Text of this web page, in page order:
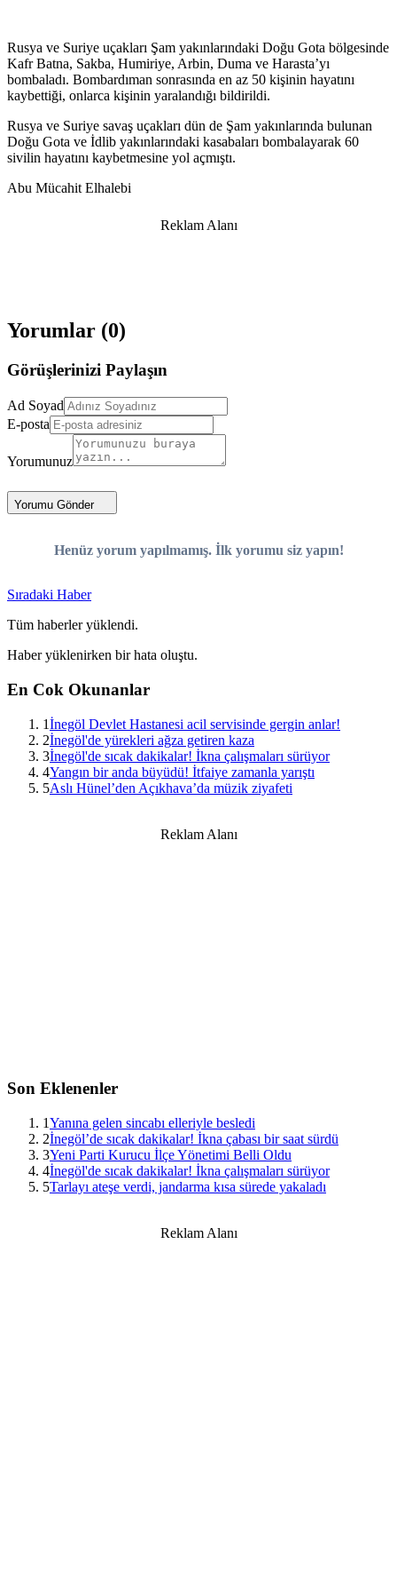
Rusya ve Suriye uçakları Şam yakınlarındaki Doğu Gota bölgesinde
Kafr Batna, Sakba, Humiriye, Arbin, Duma ve Harasta’yı
bombaladı. Bombardıman sonrasında en az 50 kişinin hayatını
kaybettiği, onlarca kişinin yaralandığı bildirildi.
Rusya ve Suriye savaş uçakları dün de Şam yakınlarında bulunan
Doğu Gota ve İdlib yakınlarındaki kasabaları bombalayarak 60
sivilin hayatını kaybetmesine yol açmıştı.
Abu Mücahit Elhalebi
Reklam Alanı
Yorumlar (0)
Görüşlerinizi Paylaşın
Ad Soyad
E-posta
Yorumunuz
Yorumu Gönder
Henüz yorum yapılmamış. İlk yorumu siz yapın!
Sıradaki Haber
Tüm haberler yüklendi.
Haber yüklenirken bir hata oluştu.
En Cok Okunanlar
1İnegöl Devlet Hastanesi acil servisinde gergin anlar!
2İnegöl'de yürekleri ağza getiren kaza
3İnegöl'de sıcak dakikalar! İkna çalışmaları sürüyor
4Yangın bir anda büyüdü! İtfaiye zamanla yarıştı
5Aslı Hünel’den Açıkhava’da müzik ziyafeti
Reklam Alanı
Son Eklenenler
1Yanına gelen sincabı elleriyle besledi
2İnegöl’de sıcak dakikalar! İkna çabası bir saat sürdü
3Yeni Parti Kurucu İlçe Yönetimi Belli Oldu
4İnegöl'de sıcak dakikalar! İkna çalışmaları sürüyor
5Tarlayı ateşe verdi, jandarma kısa sürede yakaladı
Reklam Alanı